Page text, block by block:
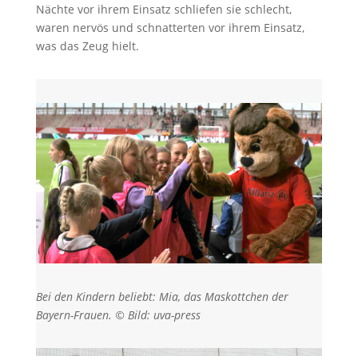
Nächte vor ihrem Einsatz schliefen sie schlecht,
waren nervös und schnatterten vor ihrem Einsatz,
was das Zeug hielt.
Bei den Kindern beliebt: Mia, das Maskottchen der
Bayern-Frauen. © Bild: uva-press